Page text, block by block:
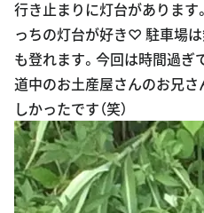
っちの灯台が好き♡ 駐車場は
も登れます。今回は時間過
道中のお土産屋さんのお兄さ
しかったです（笑）